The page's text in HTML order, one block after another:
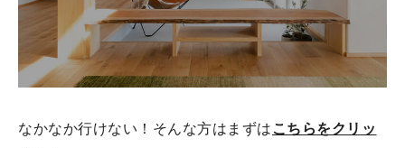
なかなか行けない！そんな方はまずは こちらをクリッ